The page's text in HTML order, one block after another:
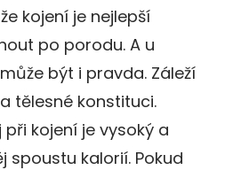
kojení je nejlepší
po porodu. A u
být i pravda. Záleží
tělesné konstituci.
při kojení je vysoký a
spoustu kalorií. Pokud